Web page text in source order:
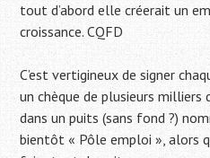
tout d’abord elle créerait un
croissance. CQFD
C’est vertigineux de signer
un chèque de plusieurs milliers
dans un puits (sans fond ?)
bientôt « Pôle emploi », alors